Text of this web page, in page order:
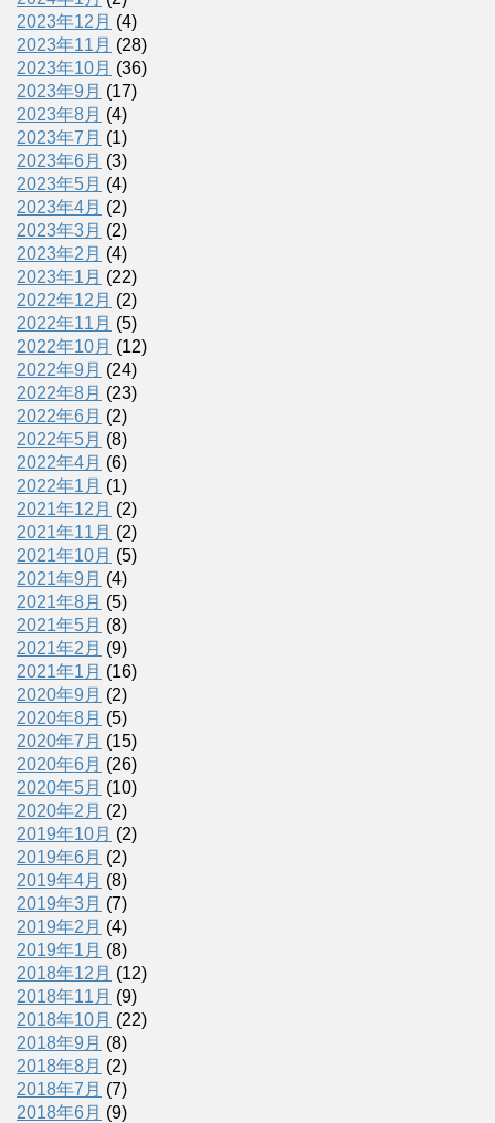
2023年12月 (4)
2023年11月 (28)
2023年10月 (36)
2023年9月 (17)
2023年8月 (4)
2023年7月 (1)
2023年6月 (3)
2023年5月 (4)
2023年4月 (2)
2023年3月 (2)
2023年2月 (4)
2023年1月 (22)
2022年12月 (2)
2022年11月 (5)
2022年10月 (12)
2022年9月 (24)
2022年8月 (23)
2022年6月 (2)
2022年5月 (8)
2022年4月 (6)
2022年1月 (1)
2021年12月 (2)
2021年11月 (2)
2021年10月 (5)
2021年9月 (4)
2021年8月 (5)
2021年5月 (8)
2021年2月 (9)
2021年1月 (16)
2020年9月 (2)
2020年8月 (5)
2020年7月 (15)
2020年6月 (26)
2020年5月 (10)
2020年2月 (2)
2019年10月 (2)
2019年6月 (2)
2019年4月 (8)
2019年3月 (7)
2019年2月 (4)
2019年1月 (8)
2018年12月 (12)
2018年11月 (9)
2018年10月 (22)
2018年9月 (8)
2018年8月 (2)
2018年7月 (7)
2018年6月 (9)